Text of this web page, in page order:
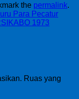
the permalink.
Para Pecatur
1973
Ruas yang